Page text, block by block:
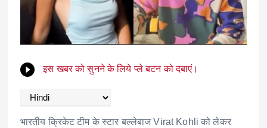
इस खबर को सुनने के लिये प्ले बटन को दबाएं।
भारतीय क्रिकेट टीम के स्टार बल्लेबाजVirat Kohli को लेकर